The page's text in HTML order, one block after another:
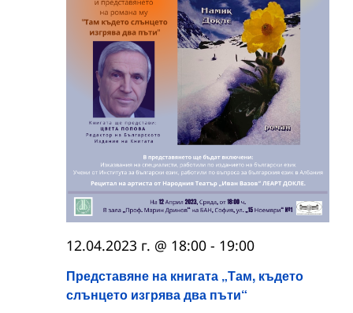
Представяне на книгата „Там, където
слънцето изгрява два пъти“
12.04.2023 г. @ 18:00 - 19:00